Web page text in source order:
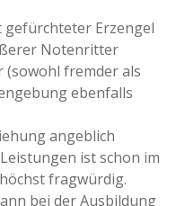
Erzengel
Notenritter
(sowohl fremder als
ebenfalls
angeblich
ist schon im
fragwürdig.
bei der Ausbildung